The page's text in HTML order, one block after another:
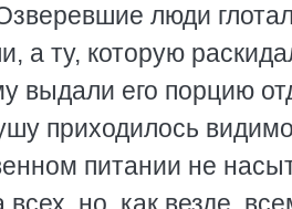
люди
а ту, которую
выдали его порцию
приходилось
питании не